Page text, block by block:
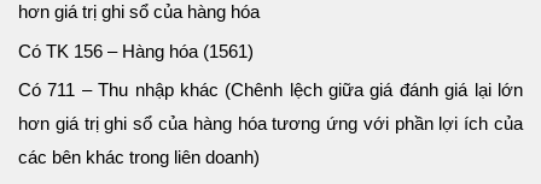
hơn giá trị ghi sổ của hàng hóa
Có TK 156 – Hàng hóa (1561)
Có 711 – Thu nhập khác (Chênh lệch giữa giá đánh giá lại lớn
hơn giá trị ghi sổ của hàng hóa tương ứng với phần lợi ích của
các bên khác trong liên doanh)